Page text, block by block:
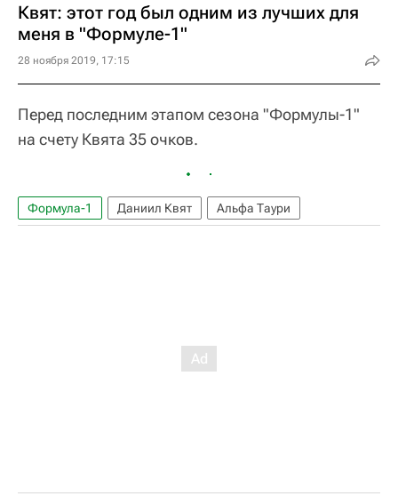
Квят: этот год был одним из лучших для
меня в "Формуле-1"
28 ноября 2019, 17:15
Перед последним этапом сезона "Формулы-1"
на счету Квята 35 очков.
Формула-1 Даниил Квят Альфа Таури